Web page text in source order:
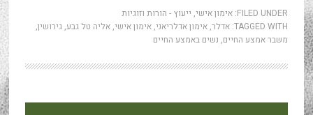
FILED UNDER: אימון אישי, ייעוץ - הורות וזוגיות
TAGGED WITH: אדלר, אימון אדלריאני, אימון אישי, אליה טל גבע, גירושין,
משבר אמצע החיים, נשים באמצע החיים